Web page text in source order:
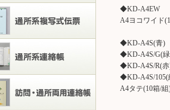
◆KD-A4EW
A4ヨコワイド
◆KD-A4S(青)
◆KD-A4S/G(
◆KD-A4S/R(
◆KD-A4S/105(
A4タテ(10箱/組